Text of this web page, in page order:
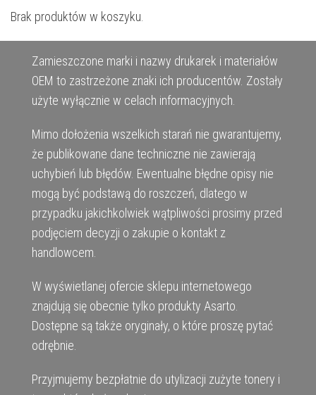
Brak produktów w koszyku.
Zamieszczone marki i nazwy drukarek i materiałów
OEM to zastrzeżone znaki ich producentów. Zostały
użyte wyłącznie w celach informacyjnych.
Mimo dołożenia wszelkich starań nie gwarantujemy,
że publikowane dane techniczne nie zawierają
uchybień lub błędów. Ewentualne błędne opisy nie
mogą być podstawą do roszczeń, dlatego w
przypadku jakichkolwiek wątpliwości prosimy przed
podjęciem decyzji o zakupie o kontakt z
handlowcem.
W wyświetlanej ofercie sklepu internetowego
znajdują się obecnie tylko produkty Asarto.
Dostępne są także oryginały, o które proszę pytać
odrębnie.
Przyjmujemy bezpłatnie do utylizacji zużyte tonery i